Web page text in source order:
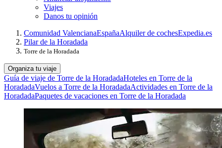
Viajes
Danos tu opinión
Comunidad ValencianaEspañaAlquiler de cochesExpedia.es
Pilar de la Horadada
Torre de la Horadada
Organiza tu viaje
Guía de viaje de Torre de la HoradadaHoteles en Torre de la
HoradadaVuelos a Torre de la HoradadaActividades en Torre de la
HoradadaPaquetes de vacaciones en Torre de la Horadada